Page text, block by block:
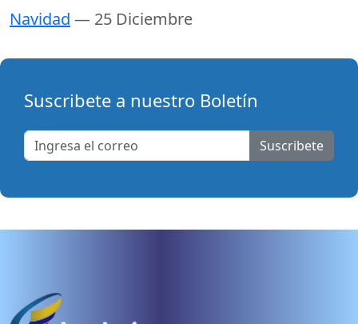
Navidad — 25 Diciembre
Suscribete a nuestro Boletín
Suscribete